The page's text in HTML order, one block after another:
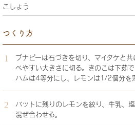
こしょう
つくり方
ブナピーは石づきを切り、マイタケと
べやすい大きさに切る。きのこは下茹
ハムは4等分にし、レモンは1/2個分を
バットに残りのレモンを絞り、牛乳、
混ぜ合わせる。